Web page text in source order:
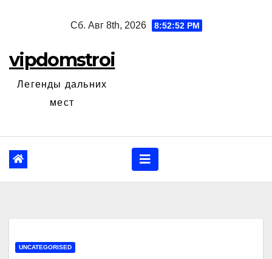
Сб. Авг 8th, 2026 8:52:53 PM
vipdomstroi
Легенды дальних
мест
UNCATEGORISED